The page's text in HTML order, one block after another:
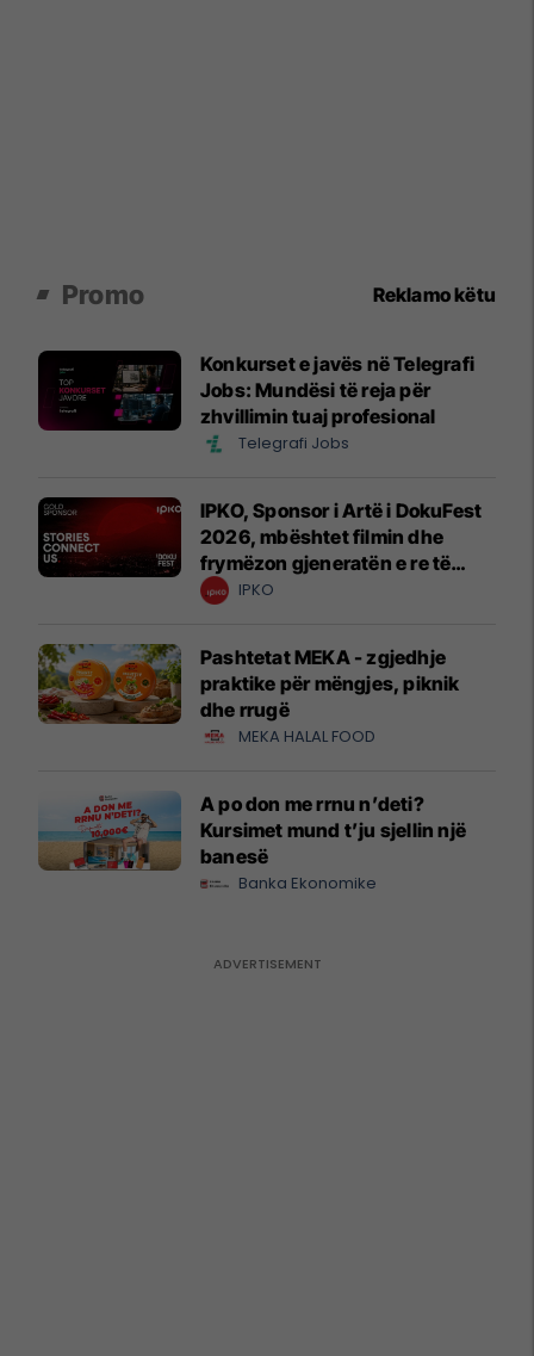
Promo Reklamo këtu
Konkurset e javës në Telegrafi
Jobs: Mundësi të reja për
zhvillimin tuaj profesional
Telegrafi Jobs
IPKO, Sponsor i Artë i DokuFest
2026, mbështet filmin dhe
frymëzon gjeneratën e re të
krijuesve
IPKO
Pashtetat MEKA - zgjedhje
praktike për mëngjes, piknik
dhe rrugë
MEKA HALAL FOOD
A po don me rrnu n’deti?
Kursimet mund t’ju sjellin një
banesë
Banka Ekonomike